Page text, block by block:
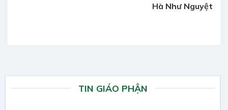
Hà Như Nguyệt
TIN GIÁO PHẬN